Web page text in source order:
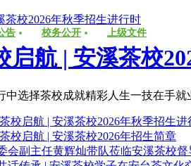
告 校务公开 上级文件
启航 | 安溪茶校
中选择茶校成就精彩人生一技在手
校启航 | 安溪茶校2026年秋季招生进
校启航 | 安溪茶校2026年招生简章
会副主任黄辉灿带队莅临安溪茶校